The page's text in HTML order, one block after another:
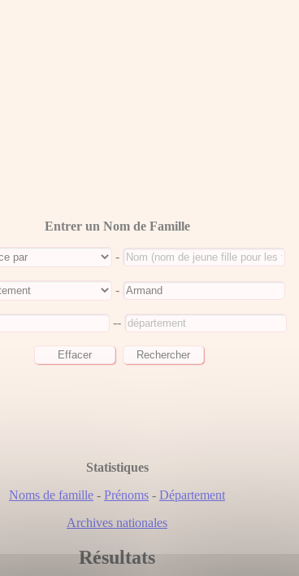
Entrer un Nom de Famille
-
-
--
Statistiques
Noms de famille - Prénoms - Département
Archives nationales
Résultats